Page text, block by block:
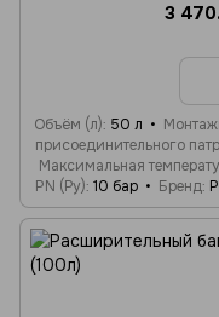
3
Объём (л) 50 л
присоединительного
Максимальная
PN (Ру) 10 бар Бренд